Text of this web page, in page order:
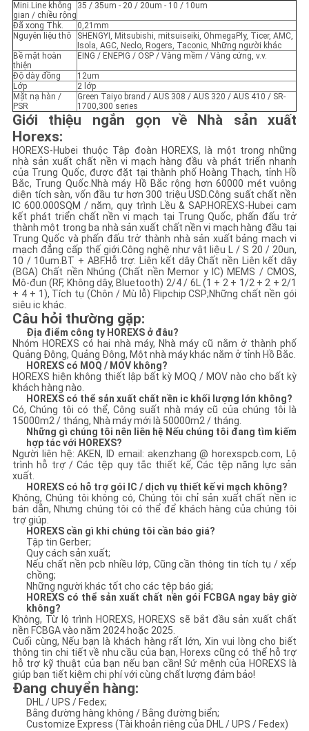
Mini.Line không
gian / chiều rộng
35 / 35um - 20 / 20um - 10 / 10um
Đã xong Thk.
0,21mm
Nguyên liệu thô
SHENGYI, Mitsubishi, mitsuiseiki, OhmegaPly, Ticer, AMC,
Isola, AGC, Neclo, Rogers, Taconic, Những người khác
Bề mặt hoàn
thiện
EING / ENEPIG / OSP / Vàng mềm / Vàng cứng, v.v.
Độ dày đồng
12um
Lớp
2 lớp
Mặt nạ hàn /
PSR
Green Taiyo brand / AUS 308 / AUS 320 / AUS 410 / SR-
1700,300 series
Giới thiệu ngắn gọn về Nhà sản xuất
Horexs:
HOREXS-Hubei thuộc Tập đoàn HOREXS, là một trong những
nhà sản xuất chất nền vi mạch hàng đầu và phát triển nhanh
của Trung Quốc, được đặt tại thành phố Hoàng Thạch, tỉnh Hồ
Bắc, Trung Quốc.Nhà máy Hồ Bắc rộng hơn 60000 mét vuông
diện tích sàn, vốn đầu tư hơn 300 triệu USD.Công suất chất nền
IC 600.000SQM / năm, quy trình Lều & SAP.HOREXS-Hubei cam
kết phát triển chất nền vi mạch tại Trung Quốc, phấn đấu trở
thành một trong ba nhà sản xuất chất nền vi mạch hàng đầu tại
Trung Quốc và phấn đấu trở thành nhà sản xuất bảng mạch vi
mạch đẳng cấp thế giới.Công nghệ như vật liệu L / S 20 / 20un,
10 / 10um.BT + ABF.Hỗ trợ: Liên kết dây Chất nền Liên kết dây
(BGA) Chất nền Nhúng (Chất nền Memor y IC) MEMS / CMOS,
Mô-đun (RF, Không dây, Bluetooth) 2/4 / 6L (1 + 2 + 1/2 + 2 + 2/1
+ 4 + 1), Tích tụ (Chôn / Mù lỗ) Flipchip CSP;Những chất nền gói
siêu ic khác.
Câu hỏi thường gặp:
Địa điểm công ty HOREXS ở đâu?
Nhóm HOREXS có hai nhà máy, Nhà máy cũ nằm ở thành phố
Quảng Đông, Quảng Đông, Một nhà máy khác nằm ở tỉnh Hồ Bắc.
HOREXS có MOQ / MOV không?
HOREXS hiện không thiết lập bất kỳ MOQ / MOV nào cho bất kỳ
khách hàng nào.
HOREXS có thể sản xuất chất nền ic khối lượng lớn không?
Có, Chúng tôi có thể, Công suất nhà máy cũ của chúng tôi là
15000m2 / tháng, Nhà máy mới là 50000m2 / tháng.
Những gì chúng tôi nên liên hệ Nếu chúng tôi đang tìm kiếm
hợp tác với HOREXS?
Người liên hệ: AKEN, ID email: akenzhang @ horexspcb.com, Lộ
trình hỗ trợ / Các tệp quy tắc thiết kế, Các tệp năng lực sản
xuất.
HOREXS có hỗ trợ gói IC / dịch vụ thiết kế vi mạch không?
Không, Chúng tôi không có, Chúng tôi chỉ sản xuất chất nền ic
bán dẫn, Nhưng chúng tôi có thể để khách hàng của chúng tôi
trợ giúp.
HOREXS cần gì khi chúng tôi cần báo giá?
Tập tin Gerber;
Quy cách sản xuất;
Nếu chất nền pcb nhiều lớp, Cũng cần thông tin tích tụ / xếp
chồng;
Những người khác tốt cho các tệp báo giá;
HOREXS có thể sản xuất chất nền gói FCBGA ngay bây giờ
không?
Không, Từ lộ trình HOREXS, HOREXS sẽ bắt đầu sản xuất chất
nền FCBGA vào năm 2024 hoặc 2025.
Cuối cùng, Nếu bạn là khách hàng rất lớn, Xin vui lòng cho biết
thông tin chi tiết về nhu cầu của bạn, Horexs cũng có thể hỗ trợ
hỗ trợ kỹ thuật của bạn nếu bạn cần! Sứ mệnh của HOREXS là
giúp bạn tiết kiệm chi phí với cùng chất lượng đảm bảo!
Đang chuyển hàng:
DHL / UPS / Fedex;
Bằng đường hàng không / Bằng đường biển;
Customize Express (Tài khoản riêng của DHL / UPS / Fedex)